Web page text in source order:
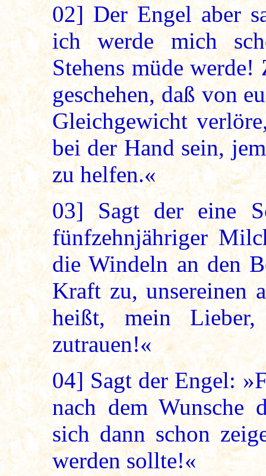
02] Der Engel aber
ich werde mich
Stehens müde
geschehen, daß von
Gleichgewicht
bei der Hand sein,
zu helfen.«
03] Sagt der eine
fünfzehnjähriger
die Windeln an den
Kraft zu, unsereinen
heißt, mein
zutrauen!«
04] Sagt der Engel:
nach dem Wunsche
sich dann schon
werden sollte!«